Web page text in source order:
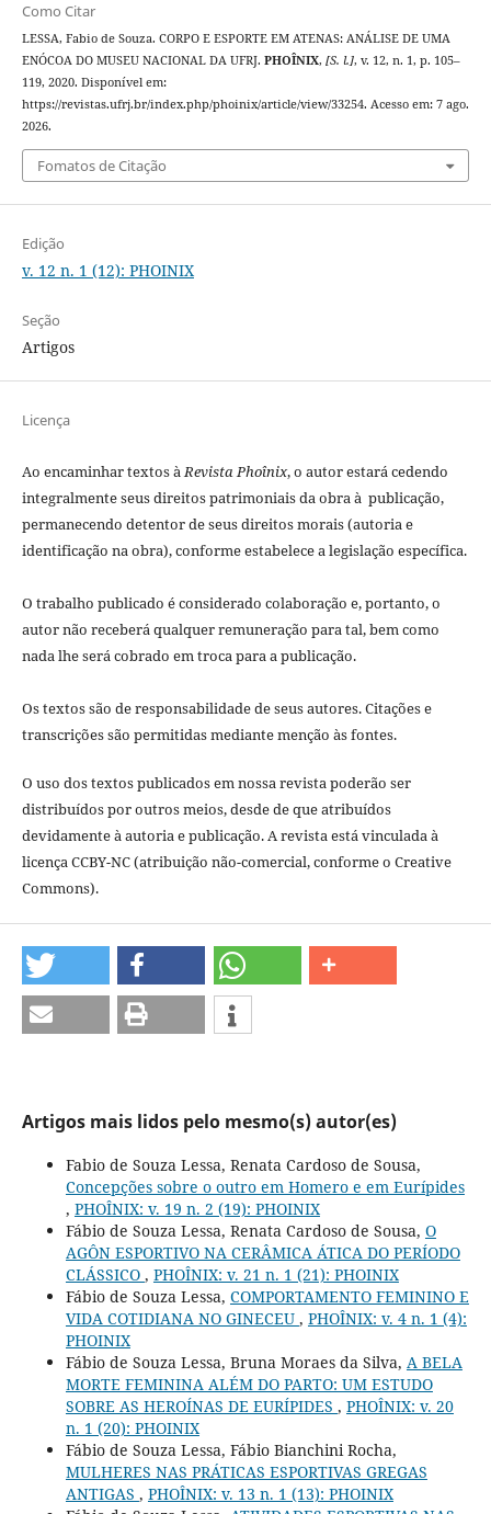
Como Citar
LESSA, Fabio de Souza. CORPO E ESPORTE EM ATENAS: ANÁLISE DE UMA
ENÓCOA DO MUSEU NACIONAL DA UFRJ. PHOÎNIX, [S. l.], v. 12, n. 1, p. 105–
119, 2020. Disponível em:
https://revistas.ufrj.br/index.php/phoinix/article/view/33254. Acesso em: 7 ago.
2026.
Fomatos de Citação
Edição
v. 12 n. 1 (12): PHOINIX
Seção
Artigos
Licença
Ao encaminhar textos àRevista Phoînix, o autor estará cedendo
integralmente seus direitos patrimoniais da obra à publicação,
permanecendo detentor de seus direitos morais (autoria e
identificação na obra), conforme estabelece a legislação especí­fica.
O trabalho publicado é considerado colaboração e, portanto, o
autor não receberá qualquer remuneração para tal, bem como
nada lhe será cobrado em troca para a publicação.
Os textos são de responsabilidade de seus autores. Citações e
transcrições são permitidas mediante menção às fontes.
O uso dos textos publicados em nossa revista poderão ser
distribuídos por outros meios, desde de que atribuídos
devidamente à autoria e publicação. A revista está vinculada à
licença CCBY-NC (atribuição não-comercial, conforme o Creative
Commons).
Artigos mais lidos pelo mesmo(s) autor(es)
Fabio de Souza Lessa, Renata Cardoso de Sousa,
Concepções sobre o outro em Homero e em Eurípides
, PHOÎNIX: v. 19 n. 2 (19): PHOINIX
Fábio de Souza Lessa, Renata Cardoso de Sousa, O
AGÔN ESPORTIVO NA CERÂMICA ÁTICA DO PERÍODO
CLÁSSICO , PHOÎNIX: v. 21 n. 1 (21): PHOINIX
Fábio de Souza Lessa, COMPORTAMENTO FEMININO E
VIDA COTIDIANA NO GINECEU , PHOÎNIX: v. 4 n. 1 (4):
PHOINIX
Fábio de Souza Lessa, Bruna Moraes da Silva, A BELA
MORTE FEMININA ALÉM DO PARTO: UM ESTUDO
SOBRE AS HEROÍNAS DE EURÍPIDES , PHOÎNIX: v. 20
n. 1 (20): PHOINIX
Fábio de Souza Lessa, Fábio Bianchini Rocha,
MULHERES NAS PRÁTICAS ESPORTIVAS GREGAS
ANTIGAS , PHOÎNIX: v. 13 n. 1 (13): PHOINIX